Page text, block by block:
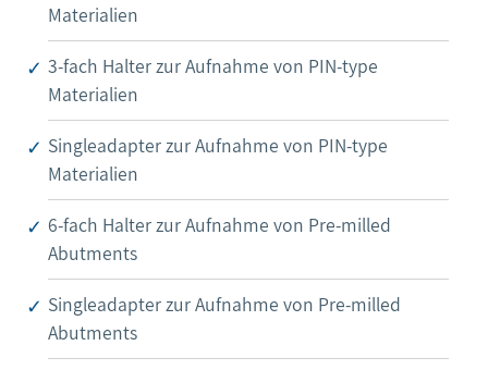
Materialien
3-fach Halter zur Aufnahme von PIN-type
Materialien
Singleadapter zur Aufnahme von PIN-type
Materialien
6-fach Halter zur Aufnahme von Pre-milled
Abutments
Singleadapter zur Aufnahme von Pre-milled
Abutments